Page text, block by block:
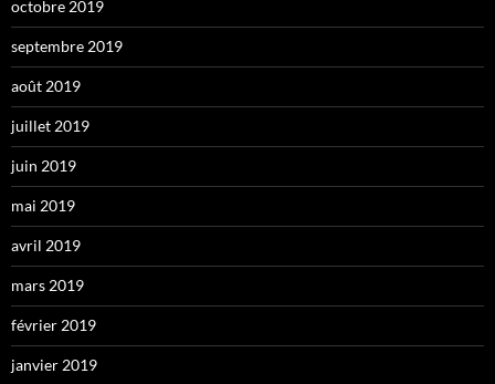
octobre 2019
septembre 2019
août 2019
juillet 2019
juin 2019
mai 2019
avril 2019
mars 2019
février 2019
janvier 2019